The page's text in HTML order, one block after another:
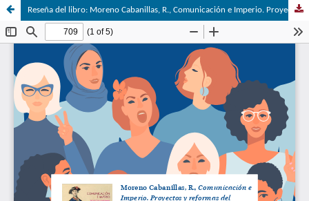
Reseña del libro: Moreno Cabanillas, R., Comunicación e Imperio. Proyectos y reformas del correo en Cartagena de Indias (1707-1777). Madrid: Sílex Ediciones, 2022, 276 pp., ISBN: 9788418388774